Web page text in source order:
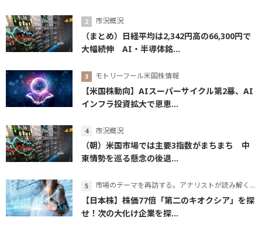
市況概況
（まとめ）日経平均は2,342円高の66,300円で
大幅続伸 AI・半導体銘...
モトリーフール米国株情報
【米国株動向】AIスーパーサイクル第2幕、AI
インフラ投資拡大で恩恵...
市況概況
（朝）米国市場では主要3指数がまちまち 中
東情勢を巡る懸念の後退...
市場のテーマを再訪する。アナリストが読み解くテーマの本質
【日本株】株価77倍「第二のキオクシア」を探
せ！次の大化け企業を探...